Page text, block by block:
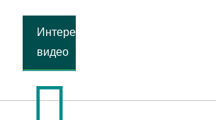
Интересное
видео